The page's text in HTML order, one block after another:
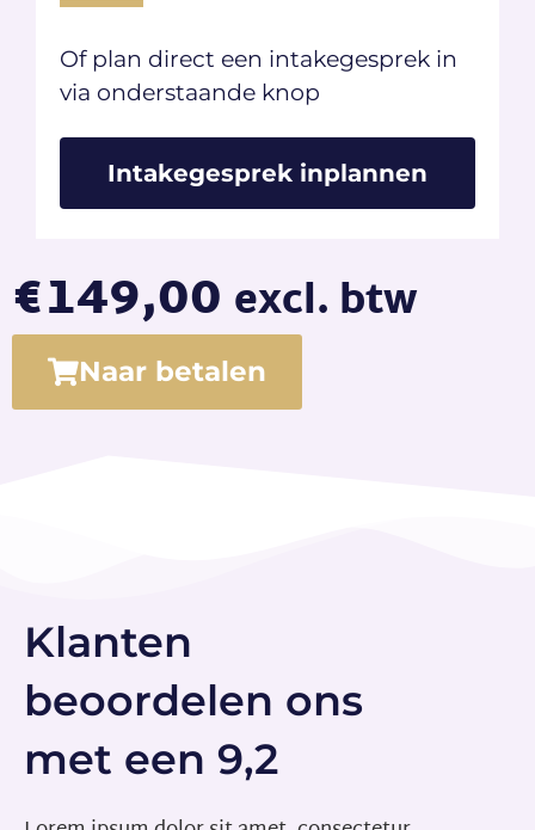
Of plan direct een intakegesprek in
via onderstaande knop​
Intakegesprek inplannen
€149,00 excl. btw
Naar betalen
Klanten
beoordelen ons
met een 9,2